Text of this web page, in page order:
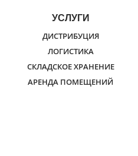
УСЛУГИ
ДИСТРИБУЦИЯ
ЛОГИСТИКА
СКЛАДСКОЕ ХРАНЕНИЕ
АРЕНДА ПОМЕЩЕНИЙ